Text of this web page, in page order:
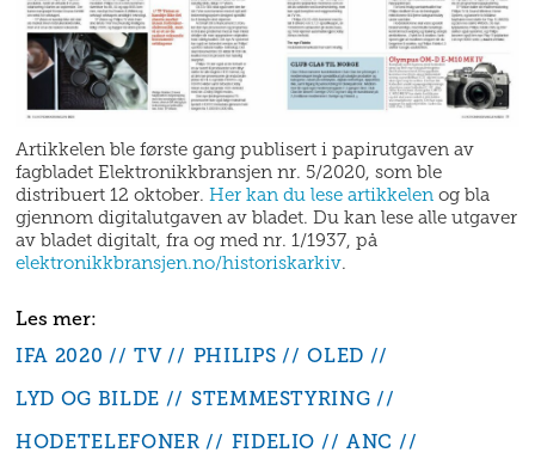
Artikkelen ble første gang publisert i papirutgaven av
fagbladet Elektronikkbransjen nr. 5/2020, som ble
distribuert 12 oktober.Her kan du lese artikkelen og bla
gjennom digitalutgaven av bladet. Du kan lese alle utgaver
av bladet digitalt, fra og med nr. 1/1937, på
elektronikkbransjen.no/historiskarkiv.
IFA 2020 TV PHILIPS
OLED
LYD OG BILDE
STEMMESTYRING
HODETELEFONER
FIDELIO
ANC